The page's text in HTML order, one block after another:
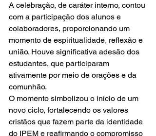
A celebração, de caráter interno, contou
com a participação dos alunos e
colaboradores, proporcionando um
momento de espiritualidade, reflexão e
união. Houve significativa adesão dos
estudantes, que participaram
ativamente por meio de orações e da
comunhão.
O momento simbolizou o início de um
novo ciclo, fortalecendo os valores
cristãos que fazem parte da identidade
do IPEM e reafirmando o compromisso